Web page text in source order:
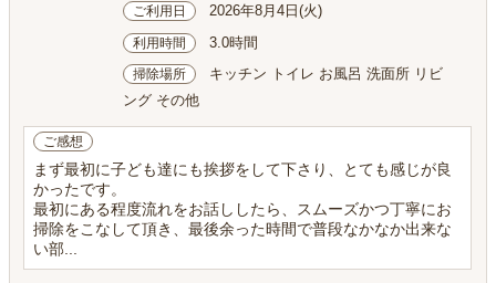
ご利用日 2026年8月4日(火)
利用時間 3.0時間
掃除場所
キッチン トイレ お風呂 洗面所 リビ
ング その他
ご感想
まず最初に子ども達にも挨拶をして下さり、とても感じが良
かったです。
最初にある程度流れをお話ししたら、スムーズかつ丁寧にお
掃除をこなして頂き、最後余った時間で普段なかなか出来な
い部...